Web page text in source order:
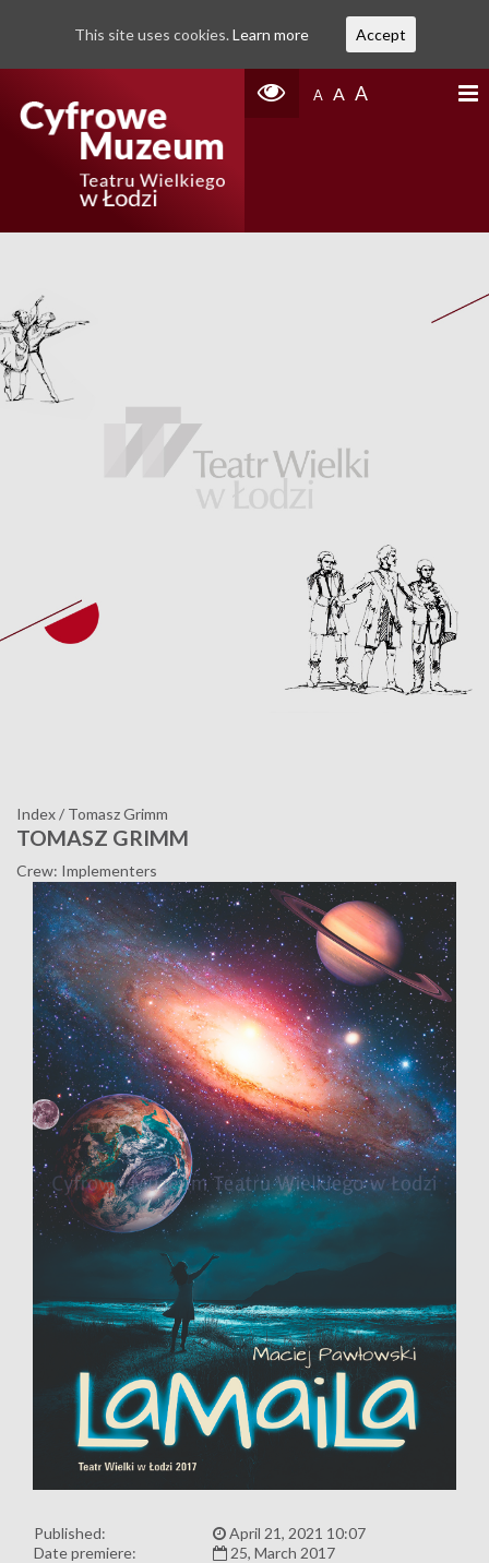
A A A
Index/ Tomasz Grimm
TOMASZ GRIMM
Crew: Implementers
Published:
April 21, 2021 10:07
Date premiere:
25, March 2017
This site uses cookies. Learn more Accept